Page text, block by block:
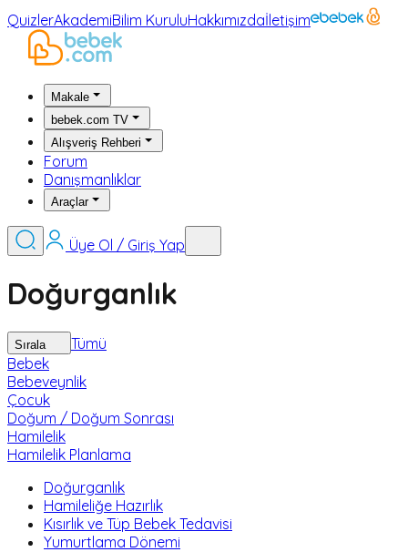
QuizlerAkademiBilim KuruluHakkımızdaİletişim
Makale
bebek.com TV
Alışveriş Rehberi
Forum
Danışmanlıklar
Araçlar
Üye Ol / Giriş Yap
Doğurganlık
Sırala
Tümü
Bebek
Bebeveynlik
Çocuk
Doğum / Doğum Sonrası
Hamilelik
Hamilelik Planlama
Doğurganlık
Hamileliğe Hazırlık
Kısırlık ve Tüp Bebek Tedavisi
Yumurtlama Dönemi